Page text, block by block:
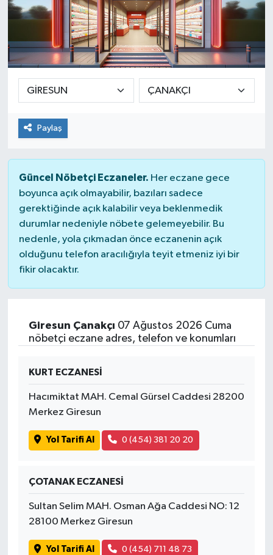
Paylaş
Güncel Nöbetçi Eczaneler. Her eczane gece
boyunca açık olmayabilir, bazıları sadece
gerektiğinde açık kalabilir veya beklenmedik
durumlar nedeniyle nöbete gelemeyebilir. Bu
nedenle, yola çıkmadan önce eczanenin açık
olduğunu telefon aracılığıyla teyit etmeniz iyi bir
fikir olacaktır.
Giresun Çanakçı 07 Ağustos 2026 Cuma
nöbetçi eczane adres, telefon ve konumları
KURT ECZANESİ
Hacımiktat MAH. Cemal Gürsel Caddesi 28200
Merkez Giresun
Yol Tarifi Al 0 (454) 381 20 20
ÇOTANAK ECZANESİ
Sultan Selim MAH. Osman Ağa Caddesi NO: 12
28100 Merkez Giresun
Yol Tarifi Al 0 (454) 711 48 73